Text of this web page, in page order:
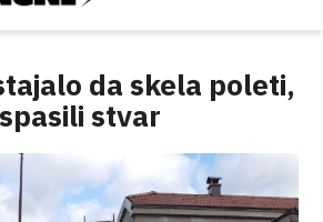
da skela poleti,
stvar